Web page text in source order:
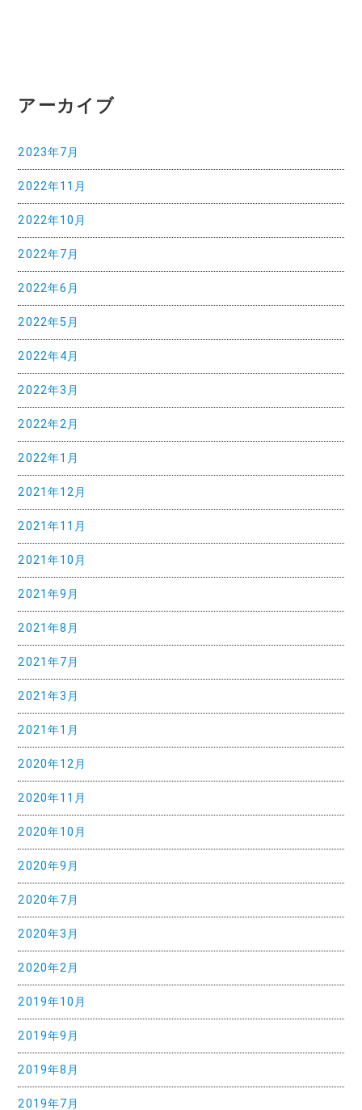
ョ
ン
アーカイブ
2023年7月
2022年11月
2022年10月
2022年7月
2022年6月
2022年5月
2022年4月
2022年3月
2022年2月
2022年1月
2021年12月
2021年11月
2021年10月
2021年9月
2021年8月
2021年7月
2021年3月
2021年1月
2020年12月
2020年11月
2020年10月
2020年9月
2020年7月
2020年3月
2020年2月
2019年10月
2019年9月
2019年8月
2019年7月